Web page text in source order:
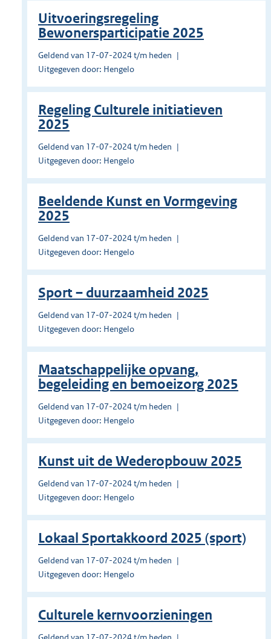
Uitvoeringsregeling
Bewonersparticipatie 2025
Geldend van 17-07-2024 t/m heden
Uitgegeven door: Hengelo
Regeling Culturele initiatieven
2025
Geldend van 17-07-2024 t/m heden
Uitgegeven door: Hengelo
Beeldende Kunst en Vormgeving
2025
Geldend van 17-07-2024 t/m heden
Uitgegeven door: Hengelo
Sport – duurzaamheid 2025
Geldend van 17-07-2024 t/m heden
Uitgegeven door: Hengelo
Maatschappelijke opvang,
begeleiding en bemoeizorg 2025
Geldend van 17-07-2024 t/m heden
Uitgegeven door: Hengelo
Kunst uit de Wederopbouw 2025
Geldend van 17-07-2024 t/m heden
Uitgegeven door: Hengelo
Lokaal Sportakkoord 2025 (sport)
Geldend van 17-07-2024 t/m heden
Uitgegeven door: Hengelo
Culturele kernvoorzieningen